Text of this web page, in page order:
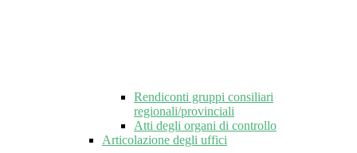
Rendiconti gruppi consiliari
regionali/provinciali
Atti degli organi di controllo
Articolazione degli uffici